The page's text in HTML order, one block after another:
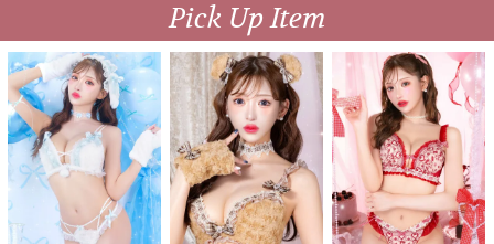
Pick Up Item